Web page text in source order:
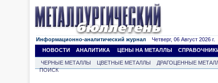
Информационно-аналитический журнал Четверг, 06 Август 2026 г.
НОВОСТИ
АНАЛИТИКА ЦЕНЫ НА МЕТАЛЛЫ
ЧЕРНЫЕ МЕТАЛЛЫ ЦВЕТНЫЕ МЕТАЛЛЫ
ДРАГОЦЕННЫЕ
ПОИСК